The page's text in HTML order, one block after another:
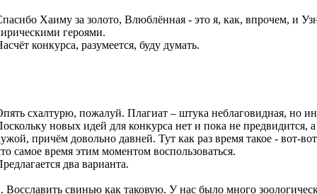
Хаиму за золото, Влюблённая - это я, как, впрочем, и
героями.
конкурса, разумеется, буду думать.
схалтурю, пожалуй. Плагиат – штука неблаговидная, но
новых идей для конкурса нет и пока не предвидится,
причём довольно давней. Тут как раз время такое - вот-
самое время этим моментом воспользоваться.
два варианта.
Восславить свинью как таковую. У нас было много